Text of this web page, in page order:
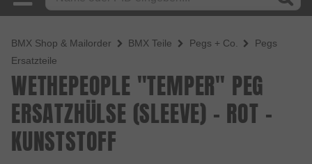
BMX Shop & Mailorder BMX Teile Pegs + Co.
Pegs
Ersatzteile
WETHEPEOPLE "TEMPER" PEG
ERSATZHÜLSE (SLEEVE) - ROT -
KUNSTSTOFF